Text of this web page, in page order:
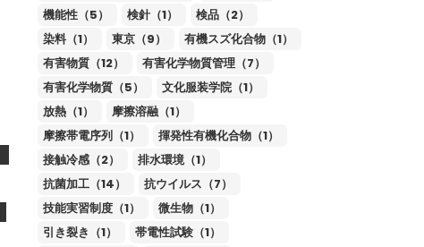
機能性（5）
検針（1）
検品（2）
染料（1）
東京（9）
有機スズ化合物（1）
有害物質（12）
有害化学物質管理（7）
有害化学物質（5）
文化服装学院（1）
放熱（1）
摩擦溶融（1）
摩擦帯電序列（1）
揮発性有機化合物（1）
接触冷感（2）
排水環境（1）
抗菌加工（14）
抗ウイルス（7）
技能実習制度（1）
微生物（1）
引き裂き（1）
帯電性試験（1）